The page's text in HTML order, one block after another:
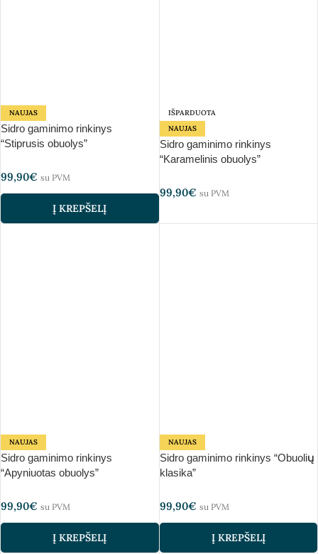
NAUJAS
Sidro gaminimo rinkinys
“Stiprusis obuolys”
99,90€ su PVM
Į KREPŠELĮ
IŠPARDUOTA
NAUJAS
Sidro gaminimo rinkinys
“Karamelinis obuolys”
99,90€ su PVM
NAUJAS
Sidro gaminimo rinkinys
“Apyniuotas obuolys”
99,90€ su PVM
Į KREPŠELĮ
NAUJAS
Sidro gaminimo rinkinys “Obuolių
klasika”
99,90€ su PVM
Į KREPŠELĮ